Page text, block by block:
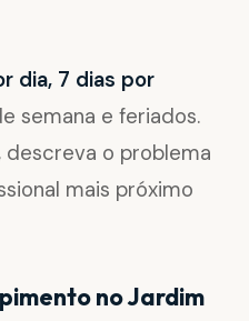
dia, 7 dias por
semana e feriados.
descreva o problema
mais próximo
no Jardim